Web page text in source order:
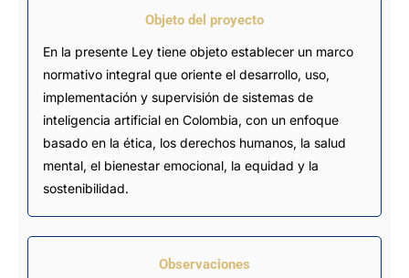
Objeto del proyecto
En la presente Ley tiene objeto establecer un marco
normativo integral que oriente el desarrollo, uso,
implementación y supervisión de sistemas de
inteligencia artificial en Colombia, con un enfoque
basado en la ética, los derechos humanos, la salud
mental, el bienestar emocional, la equidad y la
sostenibilidad.
Observaciones